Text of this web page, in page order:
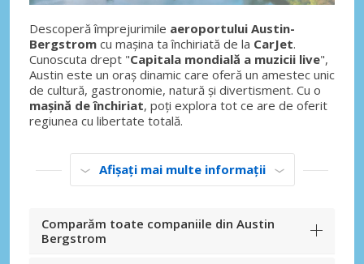
Descoperă împrejurimile aeroportului Austin-
Bergstrom cu mașina ta închiriată de la CarJet.
Cunoscuta drept "Capitala mondială a muzicii live",
Austin este un oraș dinamic care oferă un amestec unic
de cultură, gastronomie, natură și divertisment. Cu o
mașină de închiriat, poți explora tot ce are de oferit
regiunea cu libertate totală.
Afișați mai multe informații
Comparăm toate companiile din Austin
Bergstrom